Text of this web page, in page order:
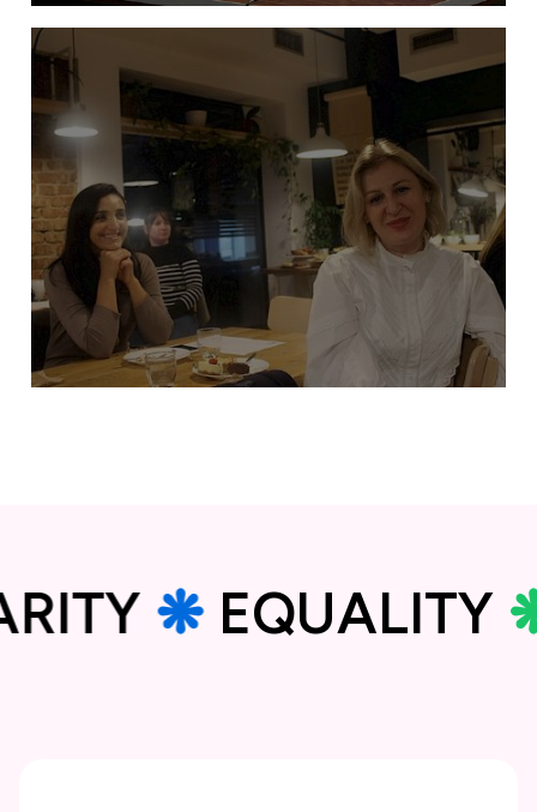
NGACMIMIT SEKSUAL NË ORGANET E
ADMINISTRATËS PUBLIKE NË REPUBLIKËN E
KOSOVËS
❋EQUALITY